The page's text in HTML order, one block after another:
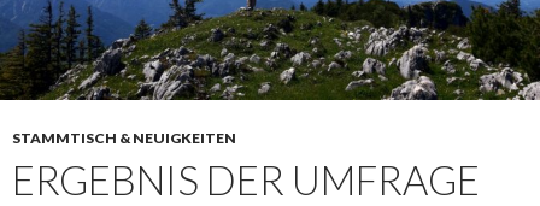
STAMMTISCH & NEUIGKEITEN
ERGEBNIS DER UMFRAGE